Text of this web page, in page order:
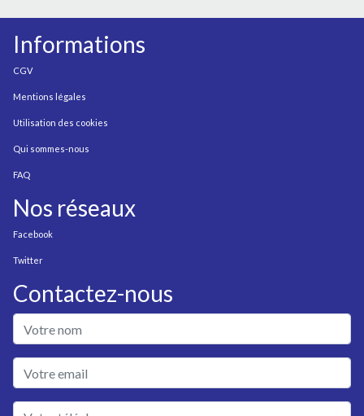
Informations
CGV
Mentions légales
Utilisation des cookies
Qui sommes-nous
FAQ
Nos réseaux
Facebook
Twitter
Contactez-nous